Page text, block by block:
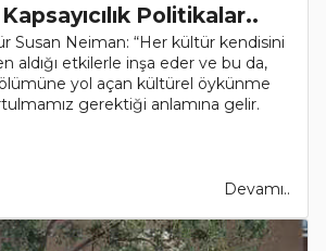
Politikalar..
Susan Neiman: “Her kültür kendisini
aldığı etkilerle inşa eder ve bu da,
yol açan kültürel öykünme
gerektiği anlamına gelir.
Devamı..